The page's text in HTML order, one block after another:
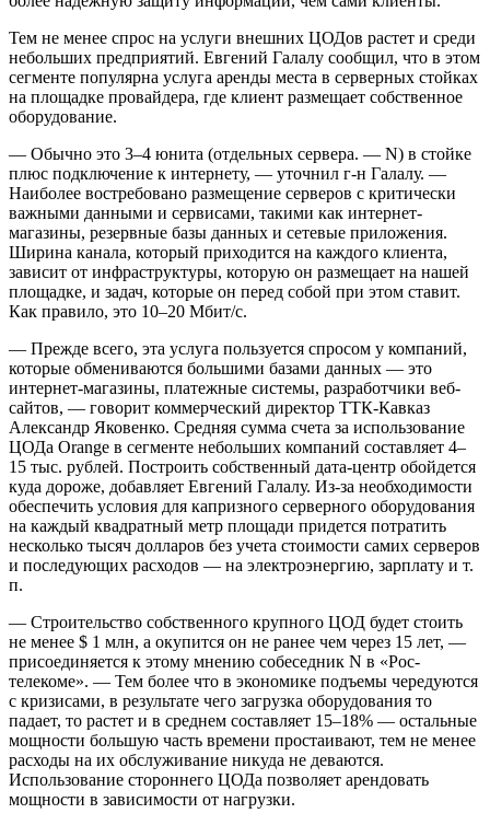
Тем не менее спрос на услуги внешних ЦОДов растет и среди
небольших предприятий. Евгений Галалу сообщил, что в этом
сегменте популярна услуга аренды места в серверных стойках
на площадке провайдера, где клиент размещает собственное
оборудование.
— Обычно это 3–4 юнита (отдельных сервера. — N) в стойке
плюс подключение к интернету, — уточнил г-н Галалу. —
Наиболее востребовано размещение серверов с критичес­ки
важными данными и сервисами, такими как интернет-
магазины, резервные базы данных и сетевые приложения.
Ширина канала, который приходится на каждого клиента,
зависит от инфраструктуры, которую он размещает на нашей
площадке, и задач, которые он перед собой при этом ставит.
Как правило, это 10–20 Мбит/с.
— Прежде всего, эта услуга пользуется спросом у компаний,
которые обмениваются большими базами данных — это
интернет-мага­зины, платежные системы, разработчики веб-
сайтов, — говорит коммерческий директор ТТК-Кавказ
Александр Яковенко. Средняя сумма счета за использование
ЦОДа Orange в сегменте небольших компаний составляет 4–
15 тыс. рублей. Построить собственный дата-центр обойдется
куда дороже, добавляет Евгений Галалу. Из-за необходимости
обеспечить условия для капризного серверного оборудования
на каждый квадратный метр площади придется потратить
несколько тысяч долларов без учета стоимос­ти самих серверов
и последующих расходов — на электроэнергию, зарплату и т.
п.
— Строительство собственного крупного ЦОД будет стоить
не менее $ 1 млн, а окупится он не ранее чем через 15 лет, —
присоединяется к этому мнению собеседник N в «Рос­
телекоме». — Тем более что в экономике подъемы чередуются
с кризисами, в результате чего загрузка оборудования то
падает, то растет и в среднем составляет 15–18% — остальные
мощности большую часть времени простаивают, тем не менее
расходы на их обслуживание никуда не деваются.
Использование стороннего ЦОДа позволяет арендовать
мощности в зависимости от нагрузки.